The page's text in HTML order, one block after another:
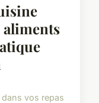
aliments
vos repas